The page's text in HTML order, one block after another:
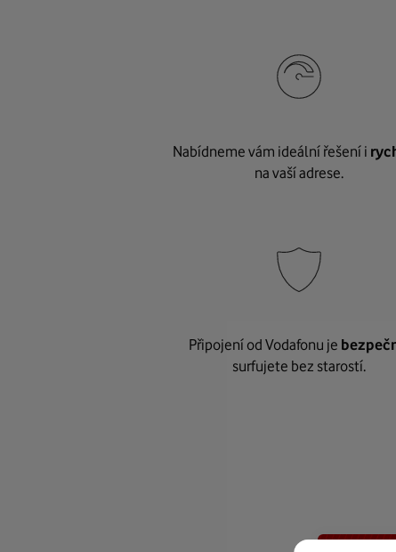
Nabídneme vám ideální řešení i
na vaší adrese.
Připojení od Vodafonu je
surfujete bez starostí.